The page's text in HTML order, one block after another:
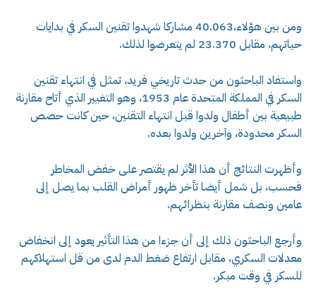
ومن بين هؤلاء،40.063 مشاركا شهدوا تقنين السكر في بدايات
حياتهم، مقابل 23.370 لم يتعرضوا لذلك.
واستفاد الباحثون من حدث تاريخي فريد، تمثل في انتهاء تقنين
السكر في المملكة المتحدة عام 1953، وهو التغيير الذي أتاح مقارنة
طبيعية بين أطفال ولدوا قبل انتهاء التقنين، حين كانت حصص
السكر محدودة، وآخرين ولدوا بعده.
وأظهرت النتائج أن هذا الأثر لم يقتصر على خفض المخاطر
فحسب، بل شمل أيضا تأخر ظهور أمراض القلب بما يصل إلى
عامين ونصف مقارنة بنظرائهم.
وأرجع الباحثون ذلك إلى أن جزءا من هذا التأثير يعود إلى انخفاض
معدلات السكري، مقابل ارتفاع ضغط الدم لدى من قل استهلاكهم
للسكر في وقت مبكر.